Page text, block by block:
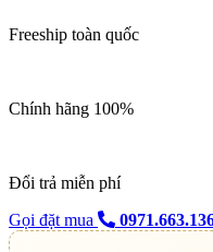
Freeship toàn quốc
Chính hãng 100%
Đổi trả miễn phí
Gọi đặt mua